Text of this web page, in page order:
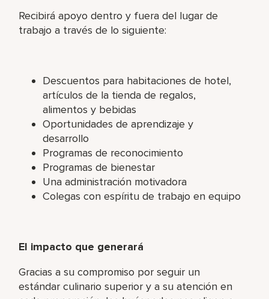
Recibirá apoyo dentro y fuera del lugar de
trabajo a través de lo siguiente:
Descuentos para habitaciones de hotel,
artículos de la tienda de regalos,
alimentos y bebidas
Oportunidades de aprendizaje y
desarrollo
Programas de reconocimiento
Programas de bienestar
Una administración motivadora
Colegas con espíritu de trabajo en equipo
El impacto que generará
Gracias a su compromiso por seguir un
estándar culinario superior y a su atención en